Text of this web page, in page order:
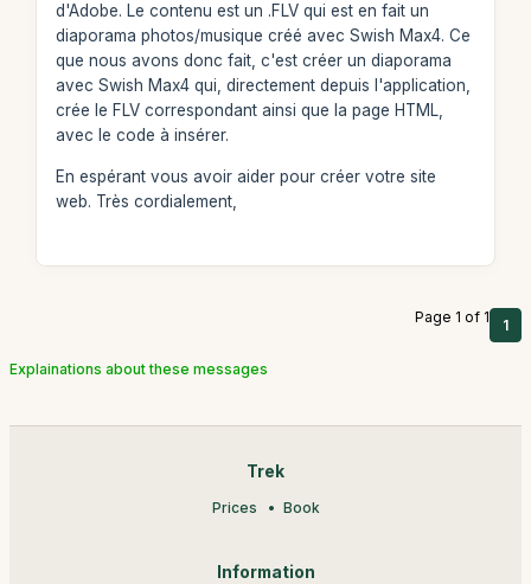
d'Adobe. Le contenu est un .FLV qui est en fait un
diaporama photos/musique créé avec Swish Max4. Ce
que nous avons donc fait, c'est créer un diaporama
avec Swish Max4 qui, directement depuis l'application,
crée le FLV correspondant ainsi que la page HTML,
avec le code à insérer.
En espérant vous avoir aider pour créer votre site
web. Très cordialement,
Page 1 of 1 1
Explainations about these messages
Trek
Prices Book
Information